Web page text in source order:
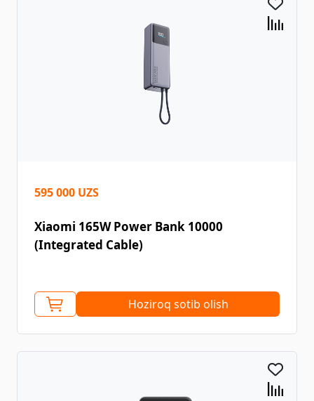
595 000 UZS
Xiaomi 165W Power Bank 10000
(Integrated Cable)
Hoziroq sotib olish